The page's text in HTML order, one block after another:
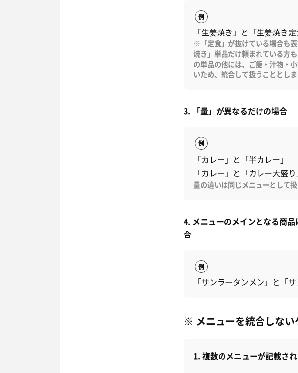
例
「生姜焼き」と「生姜焼き定
※「定食」が抜けている場合も
焼き」単品だけ頼まれている方
の単品の他には、ご飯・汁物・
いため、統合して扱うこととしま
3. 「量」が異なるだけの場合
例
「カレー」と「半カレー」
「カレー」と「カレー大盛り
量の違いは同じメニューとして
4. メニューのメインとなる商
合
例
「サンラータンメン」と「
※ メニューを統合しない
1. 複数のメニューが記載さ